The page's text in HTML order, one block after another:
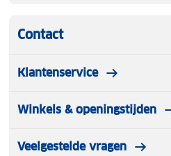
Contact
Klantenservice
Winkels & openingstijden
Veelgestelde vragen